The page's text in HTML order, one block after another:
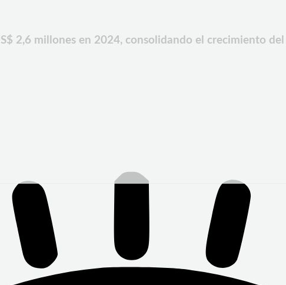
2,6 millones en 2024, consolidando el crecimiento